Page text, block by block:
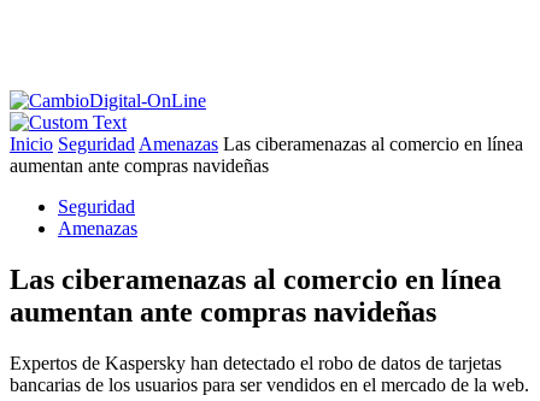
Inicio Seguridad Amenazas Las ciberamenazas al comercio en línea
aumentan ante compras navideñas
Seguridad
Amenazas
Las ciberamenazas al comercio en línea
aumentan ante compras navideñas
Expertos de Kaspersky han detectado el robo de datos de tarjetas
bancarias de los usuarios para ser vendidos en el mercado de la web.